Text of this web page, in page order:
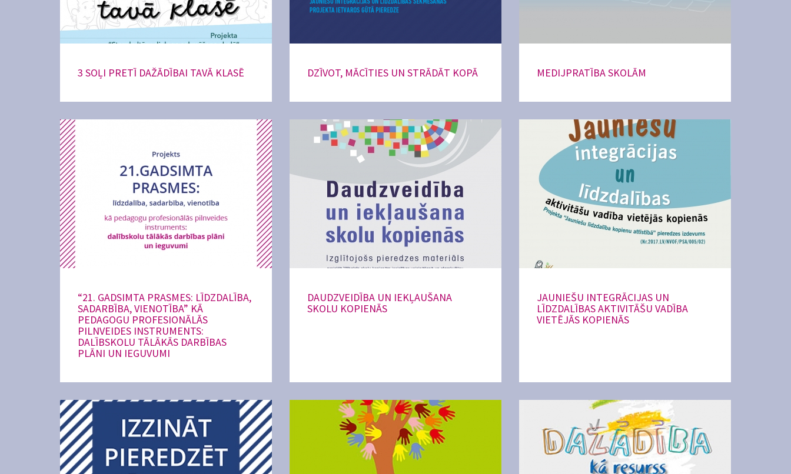
3 SOĻI PRETĪ DAŽĀDĪBAI TAVĀ KLASĒ DZĪVOT, MĀCĪTIES UN STRĀDĀT KOPĀ MEDIJPRATĪBA SKOLĀM
“21. GADSIMTA PRASMES: LĪDZDALĪBA,
SADARBĪBA, VIENOTĪBA” KĀ
PEDAGOGU PROFESIONĀLĀS
PILNVEIDES INSTRUMENTS:
DALĪBSKOLU TĀLĀKĀS DARBĪBAS
PLĀNI UN IEGUVUMI
DAUDZVEIDĪBA UN IEKĻAUŠANA
SKOLU KOPIENĀS
JAUNIEŠU INTEGRĀCIJAS UN
LĪDZDALĪBAS AKTIVITĀŠU VADĪBA
VIETĒJĀS KOPIENĀS